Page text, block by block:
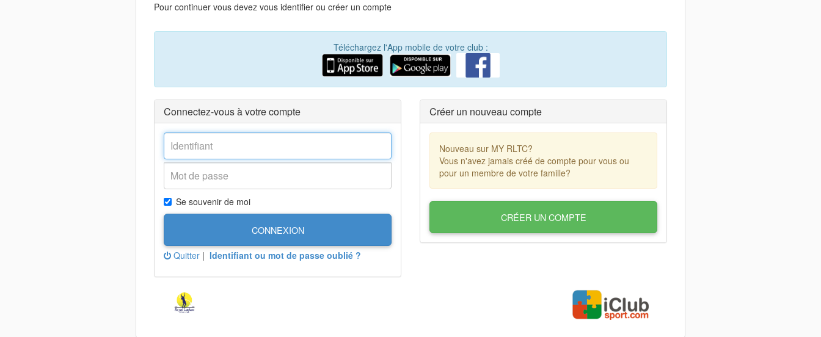
Pour continuer vous devez vous identifier ou créer un compte
Téléchargez l'App mobile de votre club :
Connectez-vous à votre compte
Se souvenir de moi
CONNEXION
Quitter | Identifiant ou mot de passe oublié ?
Créer un nouveau compte
Nouveau sur MY RLTC?
Vous n'avez jamais créé de compte pour vous ou
pour un membre de votre famille?
CRÉER UN COMPTE